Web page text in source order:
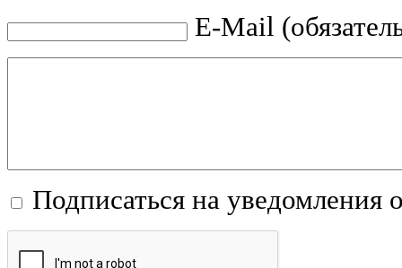
E-Mail
Подписаться на уведомления